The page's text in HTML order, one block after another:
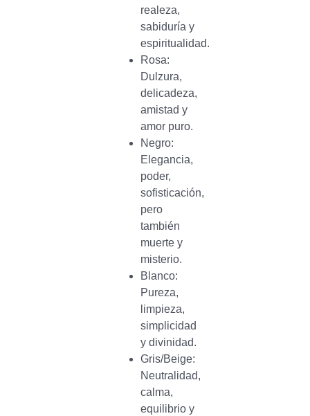
realeza,
sabiduría y
espiritualidad.
Rosa:
Dulzura,
delicadeza,
amistad y
amor puro.
Negro:
Elegancia,
poder,
sofisticación,
pero
también
muerte y
misterio.
Blanco:
Pureza,
limpieza,
simplicidad
y divinidad.
Gris/Beige:
Neutralidad,
calma,
equilibrio y